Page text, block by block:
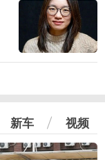
新车 视频